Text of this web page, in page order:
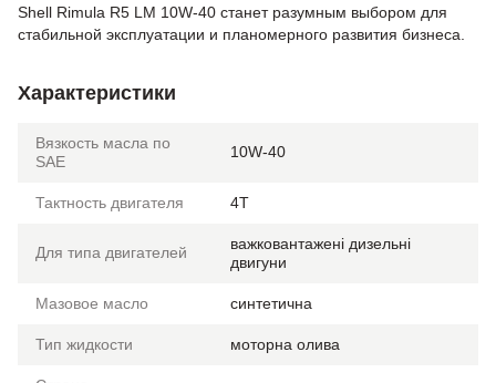
Shell Rimula R5 LM 10W-40 станет разумным выбором для
стабильной эксплуатации и планомерного развития бизнеса.
Характеристики
Вязкость масла по
SAE
10W-40
Тактность двигателя 4T
Для типа двигателей
важковантажені дизельні
двигуни
Мазовое масло синтетична
Тип жидкости моторна олива